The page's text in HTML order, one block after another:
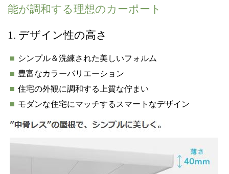
能が調和する理想のカーポート
1. デザイン性の高さ
シンプル＆洗練された美しいフォルム
豊富なカラーバリエーション
住宅の外観に調和する上質な佇まい
モダンな住宅にマッチするスマートなデザイン